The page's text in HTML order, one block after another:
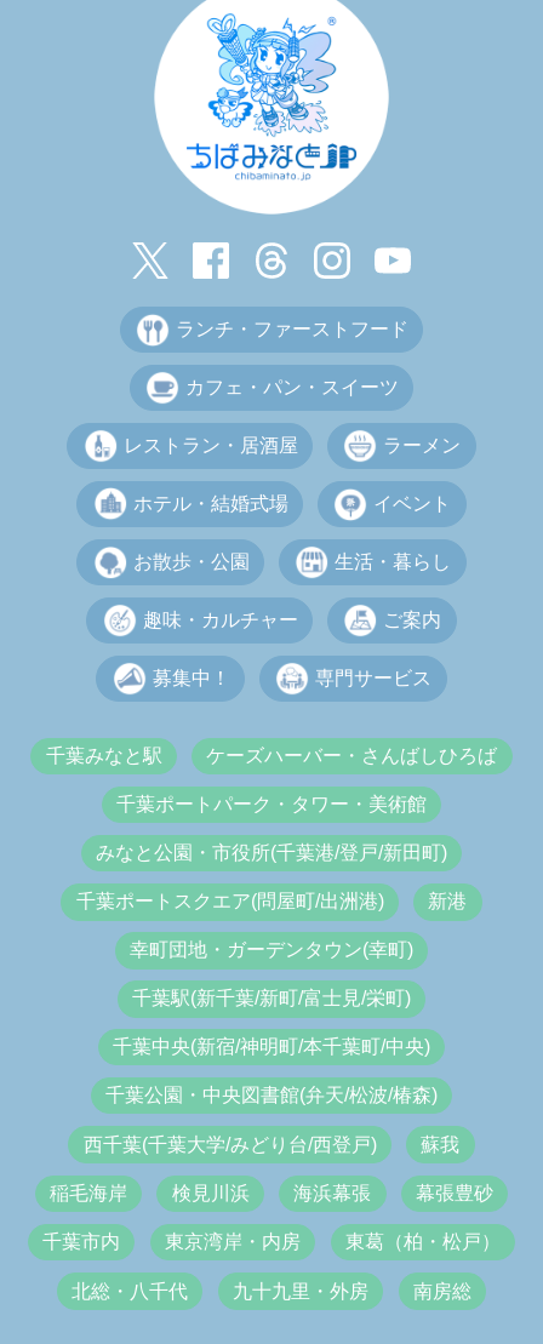
ランチ・ファーストフード
カフェ・パン・スイーツ
レストラン・居酒屋 ラーメン
ホテル・結婚式場 イベント
お散歩・公園 生活・暮らし
趣味・カルチャー ご案内
募集中！ 専門サービス
千葉みなと駅 ケーズハーバー・さんばしひろば
千葉ポートパーク・タワー・美術館
みなと公園・市役所(千葉港/登戸/新田町)
千葉ポートスクエア(問屋町/出洲港) 新港
幸町団地・ガーデンタウン(幸町)
千葉駅(新千葉/新町/富士見/栄町)
千葉中央(新宿/神明町/本千葉町/中央)
千葉公園・中央図書館(弁天/松波/椿森)
西千葉(千葉大学/みどり台/西登戸) 蘇我
稲毛海岸 検見川浜 海浜幕張 幕張豊砂
千葉市内 東京湾岸・内房 東葛（柏・松戸）
北総・八千代 九十九里・外房 南房総